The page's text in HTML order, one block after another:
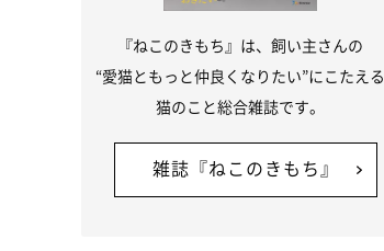
『ねこのきもち』は、飼い主さんの
“愛猫ともっと仲良くなりたい”にこたえる
猫のこと総合雑誌です。
雑誌『ねこのきもち』